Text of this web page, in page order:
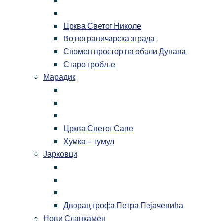
Црква Светог Николе
Војнограничарска зграда
Спомен простор на обали Дунава
Старо гробље
Марадик
Црква Светог Саве
Хумка – тумул
Јарковци
Дворац грофа Петра Пејачевића
Нови Сланкамен